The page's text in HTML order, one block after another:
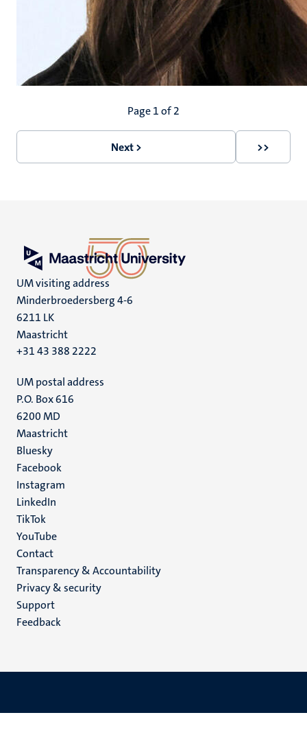
Page 1 of 2
Next
Next >
Last
>>
UM visiting address
Minderbroedersberg 4-6
6211 LK
Maastricht
+31 43 388 2222
UM postal address
P.O. Box 616
6200 MD
Maastricht
Social
media
Bluesky
Facebook
Instagram
LinkedIn
TikTok
YouTube
Menu
footer
(EN)
Contact
Transparency & Accountability
Privacy & security
Support
Feedback